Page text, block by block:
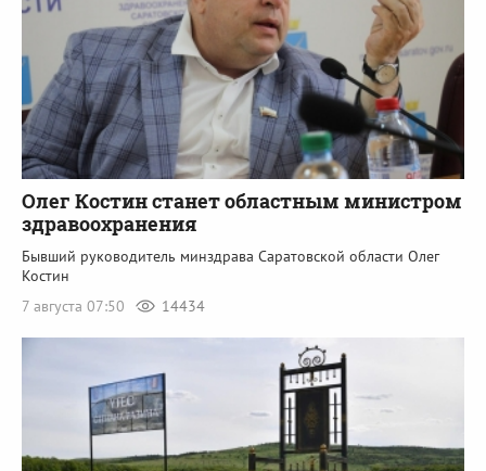
Олег Костин станет областным министром
здравоохранения
Бывший руководитель минздрава Саратовской области Олег
Костин
7 августа 07:50
14434